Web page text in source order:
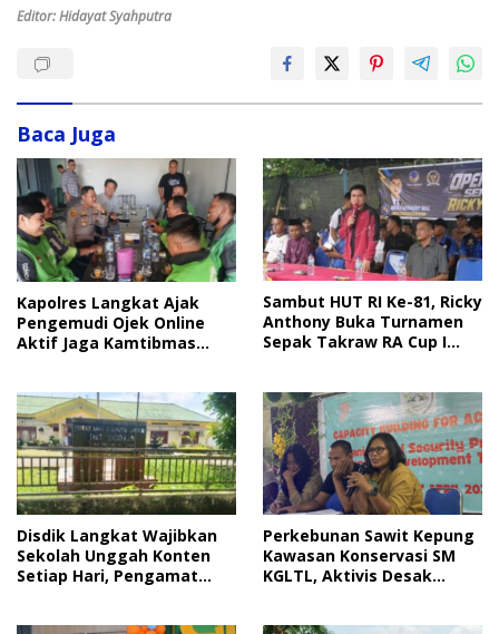
Editor: Hidayat Syahputra
Baca Juga
Kapolres Langkat Ajak
Pengemudi Ojek Online
Aktif Jaga Kamtibmas
Sambut HUT RI Ke-81, Ricky
Anthony Buka Turnamen
Sepak Takraw RA Cup I
Disdik Langkat Wajibkan
Sekolah Unggah Konten
Setiap Hari, Pengamat
Perkebunan Sawit Kepung
Kawasan Konservasi SM
KGLTL, Aktivis Desak